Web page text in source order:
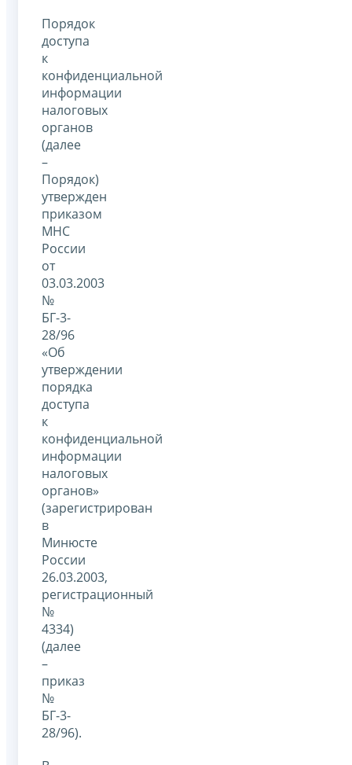
Порядок
доступа
к
конфиденциальной
информации
налоговых
органов
(далее
–
Порядок)
утвержден
приказом
МНС
России
от
03.03.2003
№
БГ-3-
28/96
«Об
утверждении
порядка
доступа
к
конфиденциальной
информации
налоговых
органов»
(зарегистрирован
в
Минюсте
России
26.03.2003,
регистрационный
№
4334)
(далее
–
приказ
№
БГ-3-
28/96).